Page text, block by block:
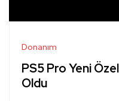
Donanım
PS5 Pro Yeni
Oldu